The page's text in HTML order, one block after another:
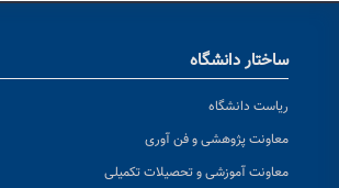
ساختار دانشگاه
ریاست دانشگاه
معاونت پژوهشی و فن آوری
معاونت آموزشی و تحصیلات تکمیلی